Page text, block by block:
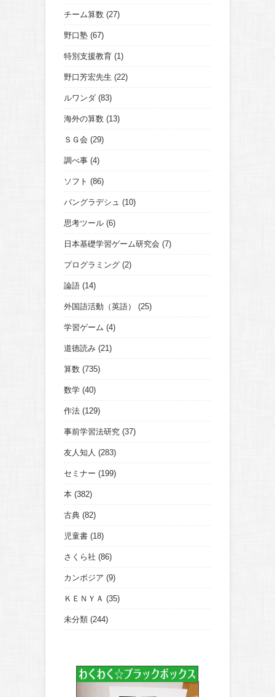
チーム算数 (27)
野口塾 (67)
特別支援教育 (1)
野口芳宏先生 (22)
ルワンダ (83)
海外の算数 (13)
ＳＧ会 (29)
調べ事 (4)
ソフト (86)
バングラデシュ (10)
思考ツール (6)
日本基礎学習ゲーム研究会 (7)
プログラミング (2)
論語 (14)
外国語活動（英語） (25)
学習ゲーム (4)
道徳読み (21)
算数 (735)
数学 (40)
作法 (129)
事前学習法研究 (37)
友人知人 (283)
セミナー (199)
本 (382)
古典 (82)
児童書 (18)
さくら社 (86)
カンボジア (9)
ＫＥＮＹＡ (35)
未分類 (244)